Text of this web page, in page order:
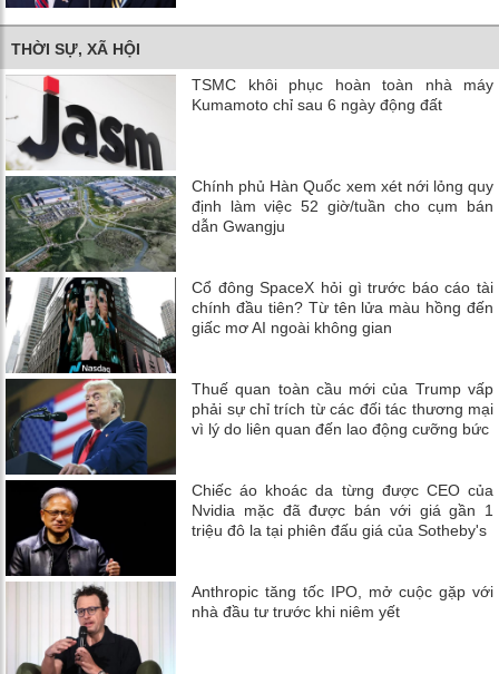
THỜI SỰ, XÃ HỘI
TSMC khôi phục hoàn toàn nhà máy
Kumamoto chỉ sau 6 ngày động đất
Chính phủ Hàn Quốc xem xét nới lỏng quy
định làm việc 52 giờ/tuần cho cụm bán
dẫn Gwangju
Cổ đông SpaceX hỏi gì trước báo cáo tài
chính đầu tiên? Từ tên lửa màu hồng đến
giấc mơ AI ngoài không gian
Thuế quan toàn cầu mới của Trump vấp
phải sự chỉ trích từ các đối tác thương mại
vì lý do liên quan đến lao động cưỡng bức
Chiếc áo khoác da từng được CEO của
Nvidia mặc đã được bán với giá gần 1
triệu đô la tại phiên đấu giá của Sotheby's
Anthropic tăng tốc IPO, mở cuộc gặp với
nhà đầu tư trước khi niêm yết